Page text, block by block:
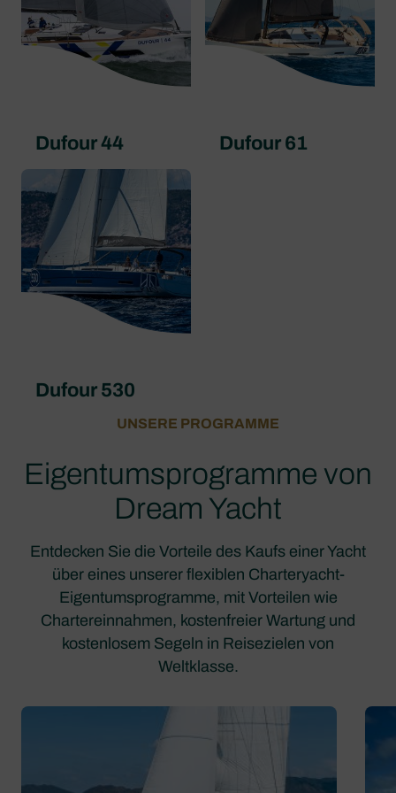
Dufour 44 Dufour 61
Dufour 530
UNSERE PROGRAMME
Eigentumsprogramme von
Dream Yacht
Entdecken Sie die Vorteile des Kaufs einer Yacht
über eines unserer flexiblen Charteryacht-
Eigentumsprogramme, mit Vorteilen wie
Chartereinnahmen, kostenfreier Wartung und
kostenlosem Segeln in Reisezielen von
Weltklasse.